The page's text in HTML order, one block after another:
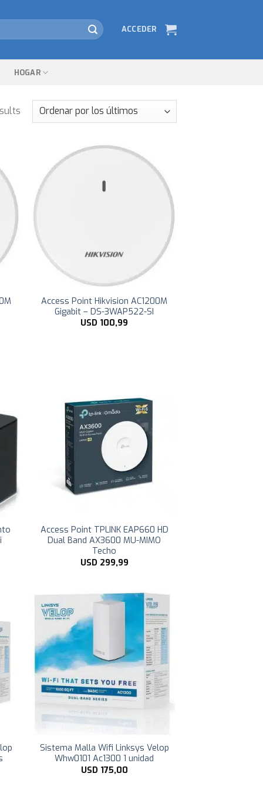
ACCEDER
HOGAR
Access Point Hikvision AC1200M
Gigabit – DS-3WAP522-SI
USD 100,99
Access Point TPLINK EAP660 HD
Dual Band AX3600 MU-MIMO
Techo
USD 299,99
Sistema Malla Wifi Linksys Velop
Whw0101 Ac1300 1 unidad
USD 175,00